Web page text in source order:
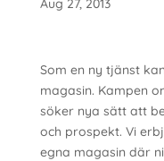
Aug 27, 2013
Som en ny tjänst
magasin. Kampen
söker nya sätt att
och prospekt. Vi
egna magasin där